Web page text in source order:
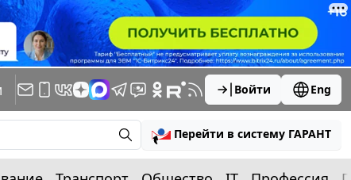
Войти Eng
Перейти в систему ГАРАНТ